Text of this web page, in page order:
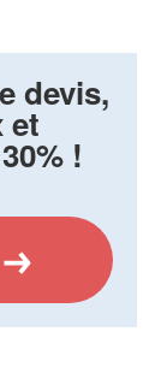
devis,
et
!